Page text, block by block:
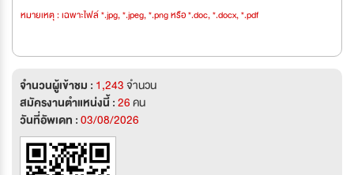
หมายเหตุ : เฉพาะไฟล์ *.jpg, *.jpeg, *.png หรือ *.doc, *.docx, *.pdf
จำนวนผู้เข้าชม : 1,243จำนวน
สมัครงานตำแหน่งนี้ :26คน
วันที่อัพเดท :03/08/2026